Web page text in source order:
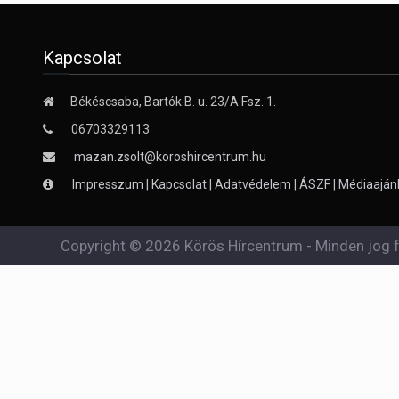
Kapcsolat
Békéscsaba, Bartók B. u. 23/A Fsz. 1.
06703329113
mazan.zsolt@koroshircentrum.hu
Impresszum
Kapcsolat Adatvédelem ÁSZF
Copyright © 2026 Körös Hírcentrum - Minden jog